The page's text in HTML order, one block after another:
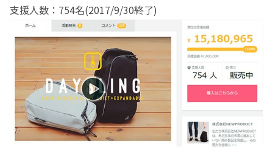
支援人数：754名(2017/9/30終了)